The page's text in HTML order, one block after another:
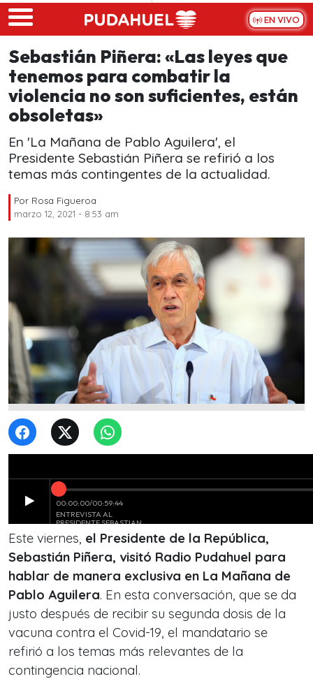
Skip to main content
EN VIVO
Sebastián Piñera: «Las leyes que
tenemos para combatir la
violencia no son suficientes, están
obsoletas»
En 'La Mañana de Pablo Aguilera', el
Presidente Sebastián Piñera se refirió a los
temas más contingentes de la actualidad.
Por Rosa Figueroa
marzo 12, 2021 - 8:53 am
Este viernes, el Presidente de la República,
Sebastián Piñera, visitó Radio Pudahuel para
hablar de manera exclusiva en La Mañana de
Pablo Aguilera. En esta conversación, que se da
justo después de recibir su segunda dosis de la
vacuna contra el Covid-19, el mandatario se
refirió a los temas más relevantes de la
contingencia nacional.